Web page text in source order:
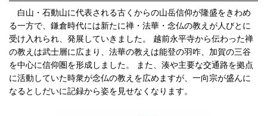
白山・石動山に代表される古くからの山岳信仰が隆盛をきわめ
る一方で、鎌倉時代には新たに禅・法華・念仏の教えが人びとに
受け入れられ、発展していきました。 越前永平寺から伝わった禅
の教えは武士層に広まり、法華の教えは能登の羽咋、加賀の三谷
を中心に信仰圏を形成しました。 また、湊や主要な交通路を拠点
に活動していた時衆が念仏の教えを広めますが、一向宗が盛んに
なるとしだいに記録から姿を見せなくなります。